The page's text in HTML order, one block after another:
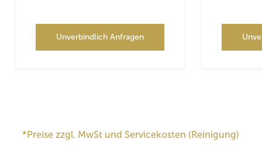
Unverbindlich Anfragen
*Preise zzgl. MwSt und Servicekosten (Reinigung)